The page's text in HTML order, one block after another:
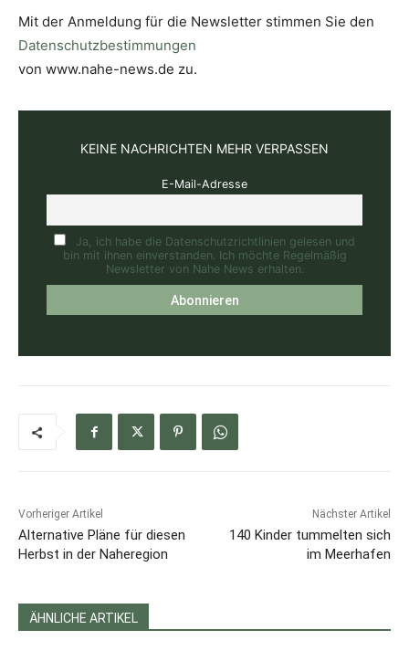
Mit der Anmeldung für die Newsletter stimmen Sie den
Datenschutzbestimmungen
von www.nahe-news.de zu.
KEINE NACHRICHTEN MEHR VERPASSEN
E-Mail-Adresse
Ja, ich habe die Datenschutzrichtlinien gelesen und
bin mit ihnen einverstanden. Ich möchte Regelmäßig
Newsletter von Nahe News erhalten.
Vorheriger Artikel
Alternative Pläne für diesen
Herbst in der Naheregion
Nächster Artikel
140 Kinder tummelten sich
im Meerhafen
ÄHNLICHE ARTIKEL